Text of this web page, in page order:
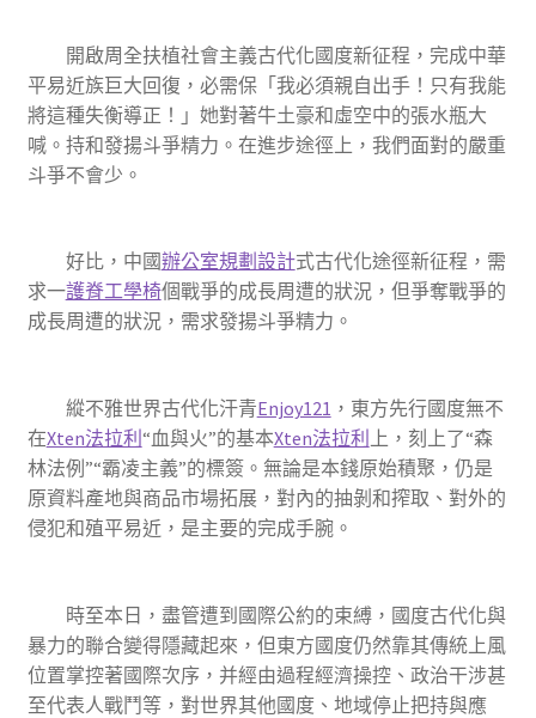
開啟周全扶植社會主義古代化國度新征程，完成中華
平易近族巨大回復，必需保「我必須親自出手！只有我能
將這種失衡導正！」她對著牛土豪和虛空中的張水瓶大
喊。持和發揚斗爭精力。在進步途徑上，我們面對的嚴重
斗爭不會少。
好比，中國辦公室規劃設計式古代化途徑新征程，需
求一護脊工學椅個戰爭的成長周遭的狀況，但爭奪戰爭的
成長周遭的狀況，需求發揚斗爭精力。
縱不雅世界古代化汗青Enjoy121 ，東方先行國度無不
在Xten法拉利 “血與火”的基本Xten法拉利 上，刻上了“森
林法例”“霸凌主義”的標簽。無論是本錢原始積聚，仍是
原資料產地與商品市場拓展，對內的抽剝和搾取、對外的
侵犯和殖平易近，是主要的完成手腕。
時至本日，盡管遭到國際公約的束縛，國度古代化與
暴力的聯合變得隱藏起來，但東方國度仍然靠其傳統上風
位置掌控著國際次序，并經由過程經濟操控、政治干涉甚
至代表人戰鬥等，對世界其他國度、地域停止把持與應